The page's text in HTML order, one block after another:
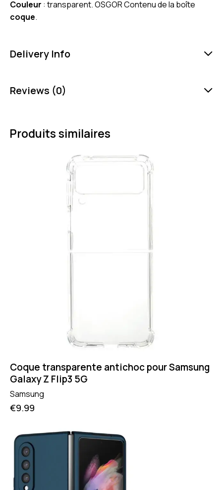
Couleur : transparent. OSGOR Contenu de la boîte
coque.
Delivery Info
Reviews (0)
Produits similaires
Coque transparente antichoc pour Samsung
Galaxy Z Flip3 5G
Samsung
€9.99